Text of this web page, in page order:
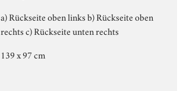
a) Rückseite oben links b) Rückseite oben
rechts c) Rückseite unten rechts
139 x 97 cm